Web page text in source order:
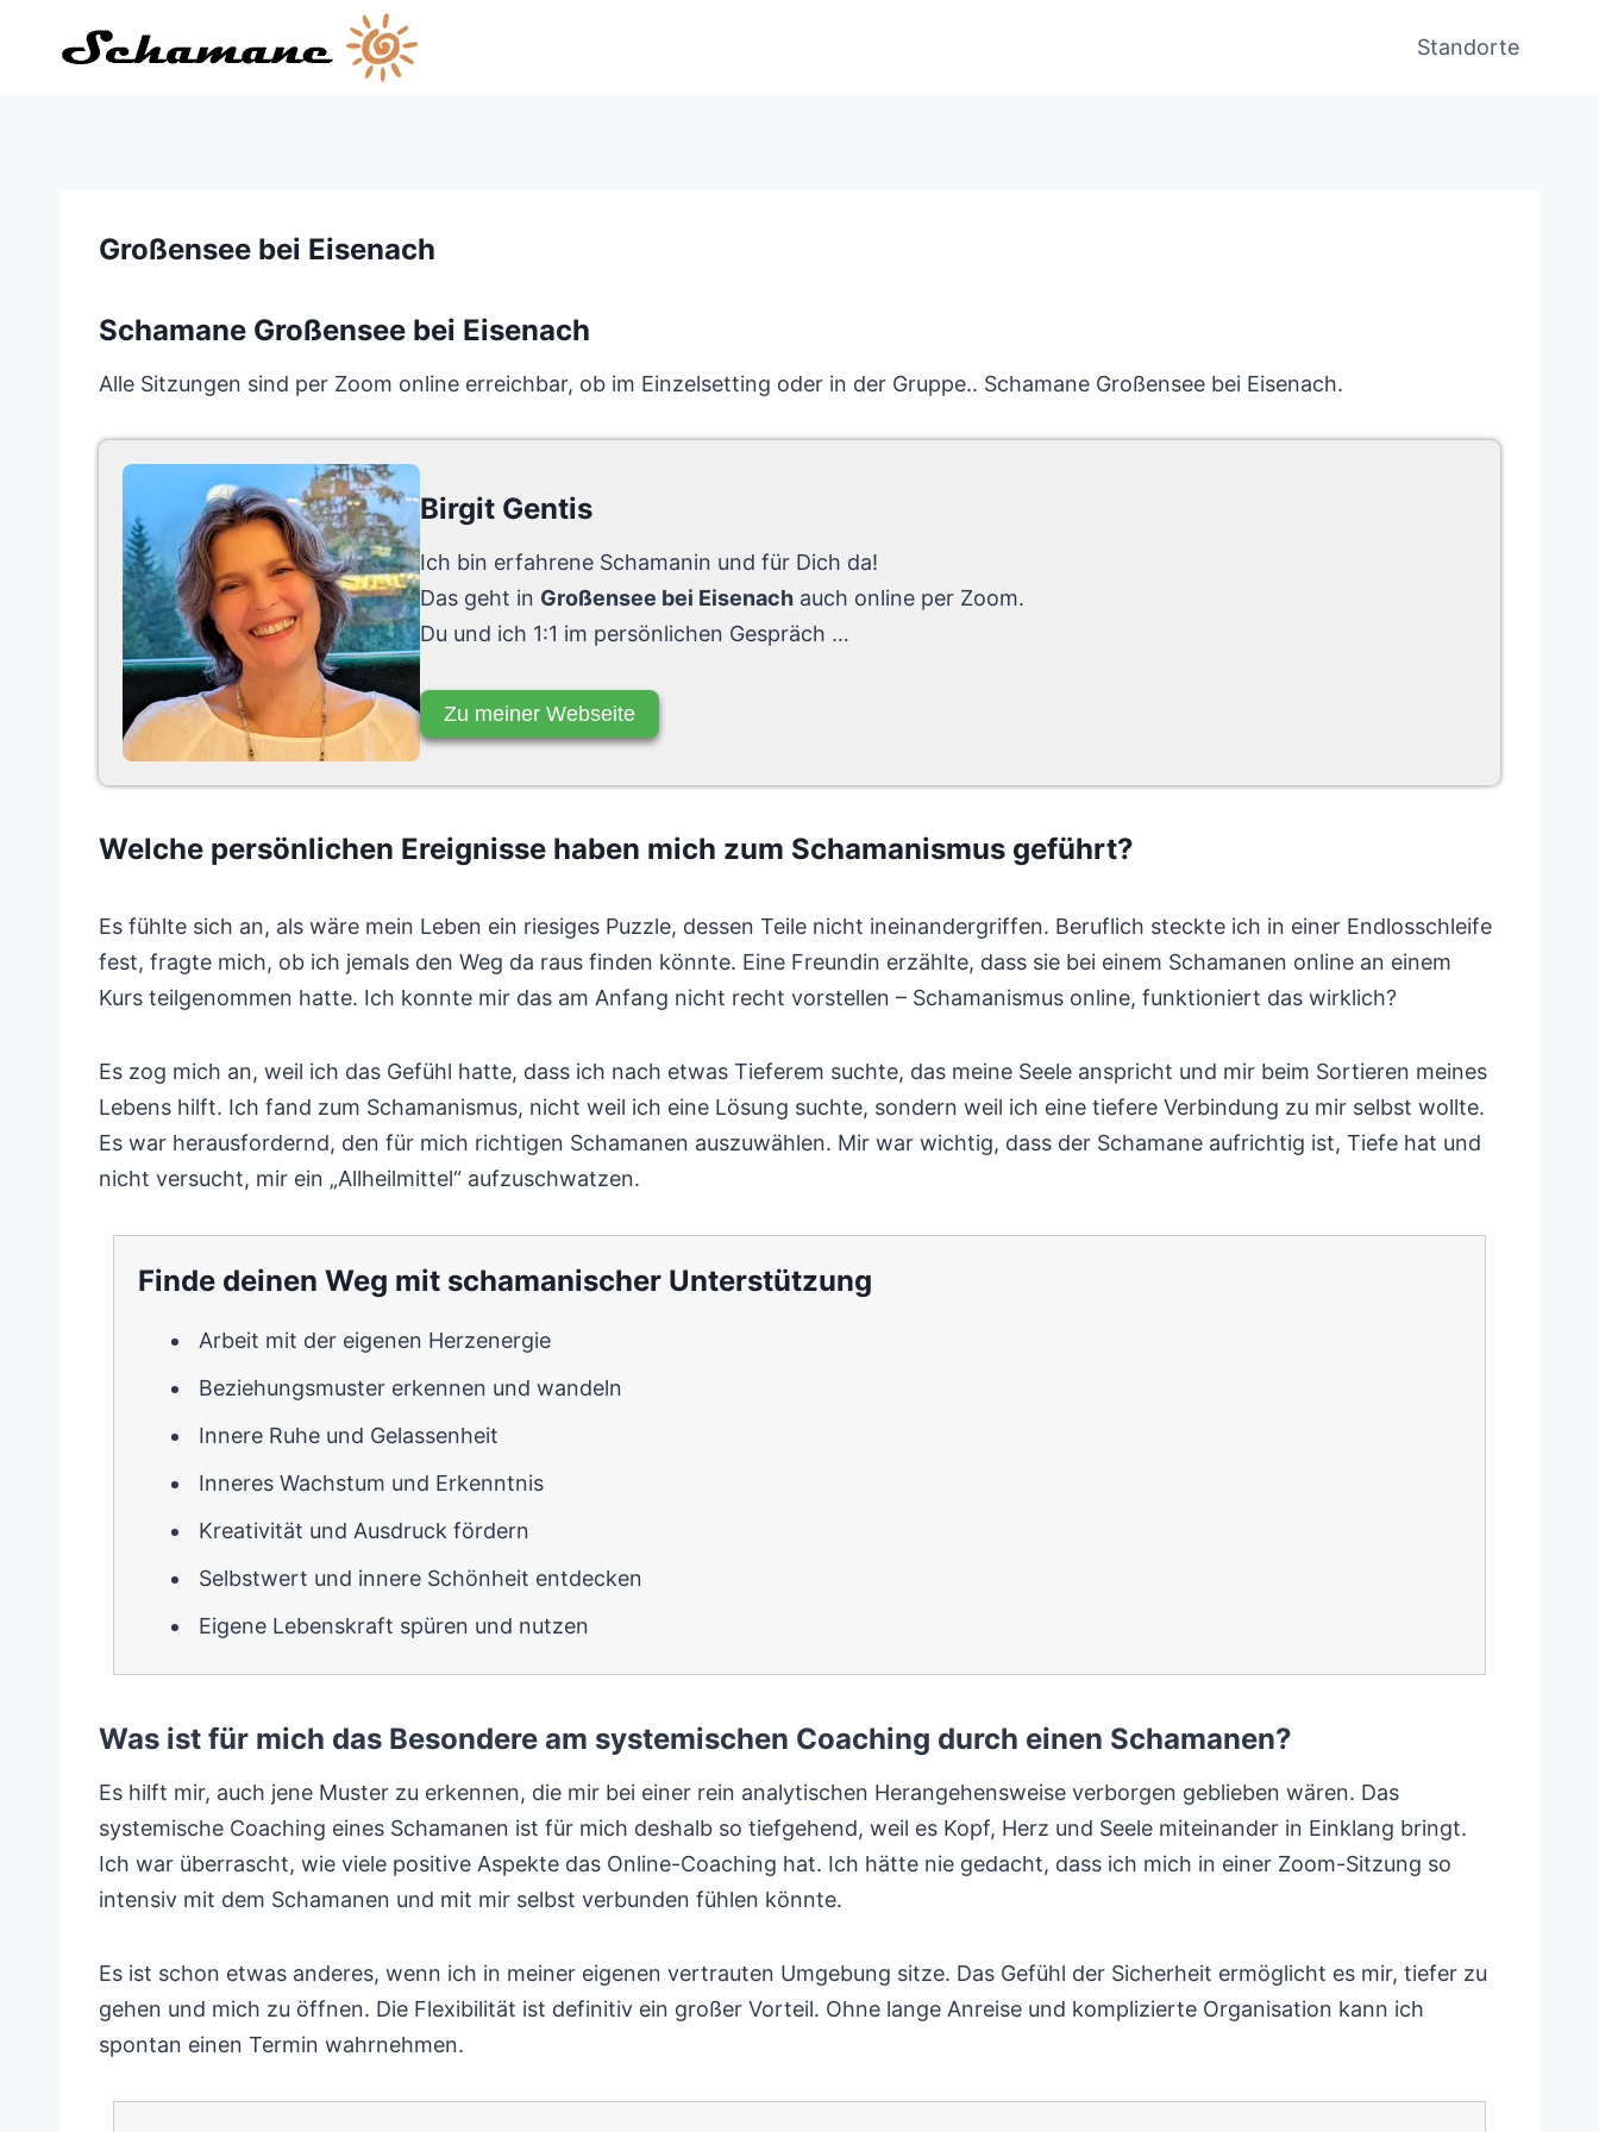
Standorte
Großensee bei Eisenach
Schamane Großensee bei Eisenach
Alle Sitzungen sind per Zoom online erreichbar, ob im Einzelsetting oder in der Gruppe.. Schamane Großensee bei Eisenach.
Birgit Gentis
Ich bin erfahrene Schamanin und für Dich da!
Das geht in Großensee bei Eisenach auch online per Zoom.
Du und ich 1:1 im persönlichen Gespräch …
Zu meiner Webseite
Welche persönlichen Ereignisse haben mich zum Schamanismus geführt?
Es fühlte sich an, als wäre mein Leben ein riesiges Puzzle, dessen Teile nicht ineinandergriffen. Beruflich steckte ich in einer Endlosschleife
fest, fragte mich, ob ich jemals den Weg da raus finden könnte. Eine Freundin erzählte, dass sie bei einem Schamanen online an einem
Kurs teilgenommen hatte. Ich konnte mir das am Anfang nicht recht vorstellen – Schamanismus online, funktioniert das wirklich?
Es zog mich an, weil ich das Gefühl hatte, dass ich nach etwas Tieferem suchte, das meine Seele anspricht und mir beim Sortieren meines
Lebens hilft. Ich fand zum Schamanismus, nicht weil ich eine Lösung suchte, sondern weil ich eine tiefere Verbindung zu mir selbst wollte.
Es war herausfordernd, den für mich richtigen Schamanen auszuwählen. Mir war wichtig, dass der Schamane aufrichtig ist, Tiefe hat und
nicht versucht, mir ein „Allheilmittel“ aufzuschwatzen.
Finde deinen Weg mit schamanischer Unterstützung
Arbeit mit der eigenen Herzenergie
Beziehungsmuster erkennen und wandeln
Innere Ruhe und Gelassenheit
Inneres Wachstum und Erkenntnis
Kreativität und Ausdruck fördern
Selbstwert und innere Schönheit entdecken
Eigene Lebenskraft spüren und nutzen
Was ist für mich das Besondere am systemischen Coaching durch einen Schamanen?
Es hilft mir, auch jene Muster zu erkennen, die mir bei einer rein analytischen Herangehensweise verborgen geblieben wären. Das
systemische Coaching eines Schamanen ist für mich deshalb so tiefgehend, weil es Kopf, Herz und Seele miteinander in Einklang bringt.
Ich war überrascht, wie viele positive Aspekte das Online-Coaching hat. Ich hätte nie gedacht, dass ich mich in einer Zoom-Sitzung so
intensiv mit dem Schamanen und mit mir selbst verbunden fühlen könnte.
Es ist schon etwas anderes, wenn ich in meiner eigenen vertrauten Umgebung sitze. Das Gefühl der Sicherheit ermöglicht es mir, tiefer zu
gehen und mich zu öffnen. Die Flexibilität ist definitiv ein großer Vorteil. Ohne lange Anreise und komplizierte Organisation kann ich
spontan einen Termin wahrnehmen.